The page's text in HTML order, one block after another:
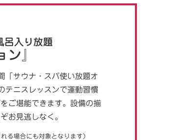
呂入り放題
』
「サウナ・スパ使い放題オ
テニスレッスンで運動習慣
ご堪能できます。設備の揃
お見逃しなく。
る場合にも対象となります）